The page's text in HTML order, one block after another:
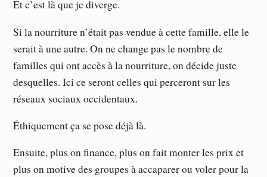
Et c’est là que je diverge.
Si la nourriture n’était pas vendue à cette famille, elle le
serait à une autre. On ne change pas le nombre de
familles qui ont accès à la nourriture, on décide juste
desquelles. Ici ce seront celles qui perceront sur les
réseaux sociaux occidentaux.
Éthiquement ça se pose déjà là.
Ensuite, plus on finance, plus on fait monter les prix et
plus on motive des groupes à accaparer ou voler pour la